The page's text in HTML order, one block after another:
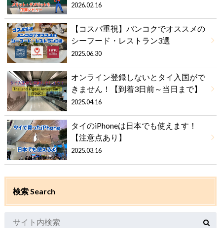
2026.02.16
【コスパ重視】バンコクでオススメの
シーフード・レストラン3選
2025.06.30
オンライン登録しないとタイ入国がで
きません！【到着3日前～当日まで】
2025.04.16
タイのiPhoneは日本でも使えます！
【注意点あり】
2025.03.16
検索 Search